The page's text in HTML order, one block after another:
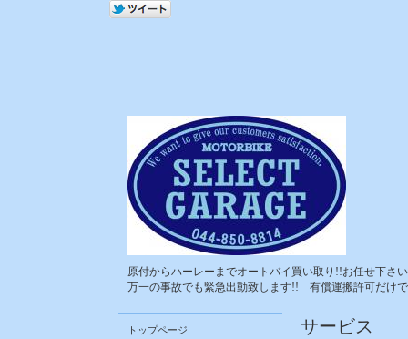
原付からハーレーまでオートバイ買い取り!!お任せ下
万一の事故でも緊急出動致します!! 有償運搬許可だけ
サービス
トップページ